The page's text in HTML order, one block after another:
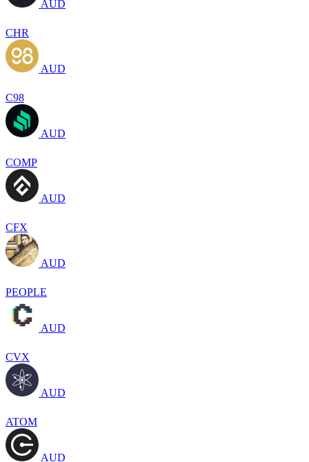
AUD
CHR
AUD
C98
AUD
COMP
AUD
CFX
AUD
PEOPLE
AUD
CVX
AUD
ATOM
AUD